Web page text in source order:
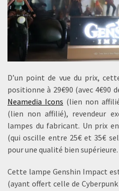
D’un point de vue du prix,
positionne à 29€90 (avec 4€90
Neamedia Icons (lien non
(lien non affilié), revendeur
lampes du fabricant. Un prix
(qui oscille entre 25€ et 35€
pour une qualité bien supérieure.
Cette lampe Genshin Impact
(ayant offert celle de